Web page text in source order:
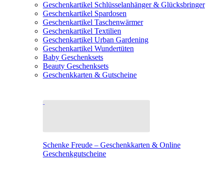
Geschenkartikel Schlüsselanhänger & Glücksbringer
Geschenkartikel Spardosen
Geschenkartikel Taschenwärmer
Geschenkartikel Textilien
Geschenkartikel Urban Gardening
Geschenkartikel Wundertüten
Baby Geschenksets
Beauty Geschenksets
Geschenkkarten & Gutscheine
Schenke Freude – Geschenkkarten & Online
Geschenkgutscheine